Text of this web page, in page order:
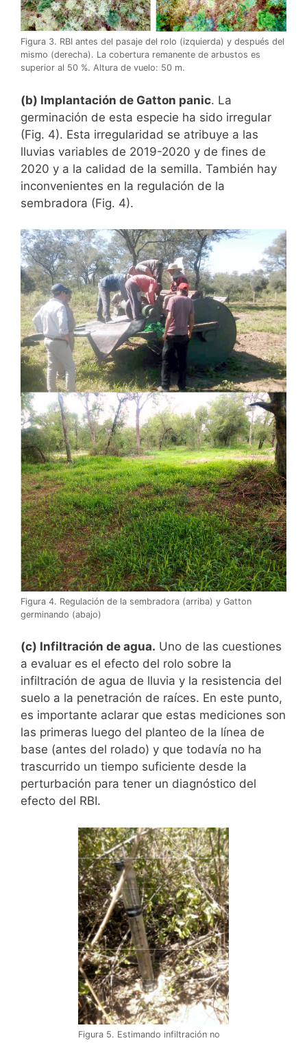
Figura 3. RBI antes del pasaje del rolo (izquierda) y después del
mismo (derecha). La cobertura remanente de arbustos es
superior al 50 %. Altura de vuelo: 50 m.
(b) Implantación de Gatton panic. La
germinación de esta especie ha sido irregular
(Fig. 4). Esta irregularidad se atribuye a las
lluvias variables de 2019-2020 y de fines de
2020 y a la calidad de la semilla. También hay
inconvenientes en la regulación de la
sembradora (Fig. 4).
Figura 4. Regulación de la sembradora (arriba) y Gatton
germinando (abajo)
(c) Infiltración de agua. Uno de las cuestiones
a evaluar es el efecto del rolo sobre la
infiltración de agua de lluvia y la resistencia del
suelo a la penetración de raíces. En este punto,
es importante aclarar que estas mediciones son
las primeras luego del planteo de la línea de
base (antes del rolado) y que todavía no ha
trascurrido un tiempo suficiente desde la
perturbación para tener un diagnóstico del
efecto del RBI.
Figura 5. Estimando infiltración no